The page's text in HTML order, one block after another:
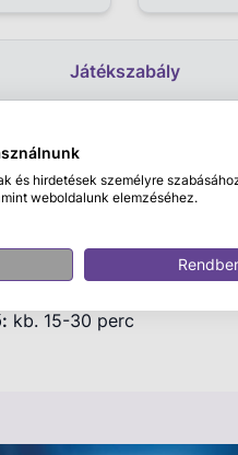
Játékszabály
száma:
2-6 játékos
kb. 15-30 perc
az első, aki
az újabb izgalmakért
és hirdetések személyre
weboldalunk elemzéséhez.